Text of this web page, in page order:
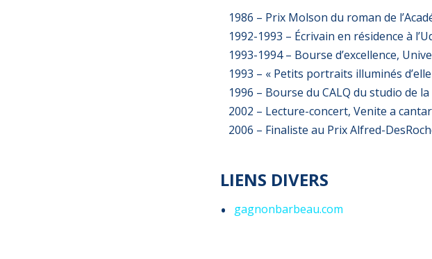
1986 – Prix Molson du roman de
1992-1993 – Écrivain en résidence à
1993-1994 – Bourse d’excellence,
1993 – « Petits portraits illuminés
1996 – Bourse du CALQ du studio de
2002 – Lecture-concert, Venite a
2006 – Finaliste au Prix Alfred-
LIENS DIVERS
gagnonbarbeau.com